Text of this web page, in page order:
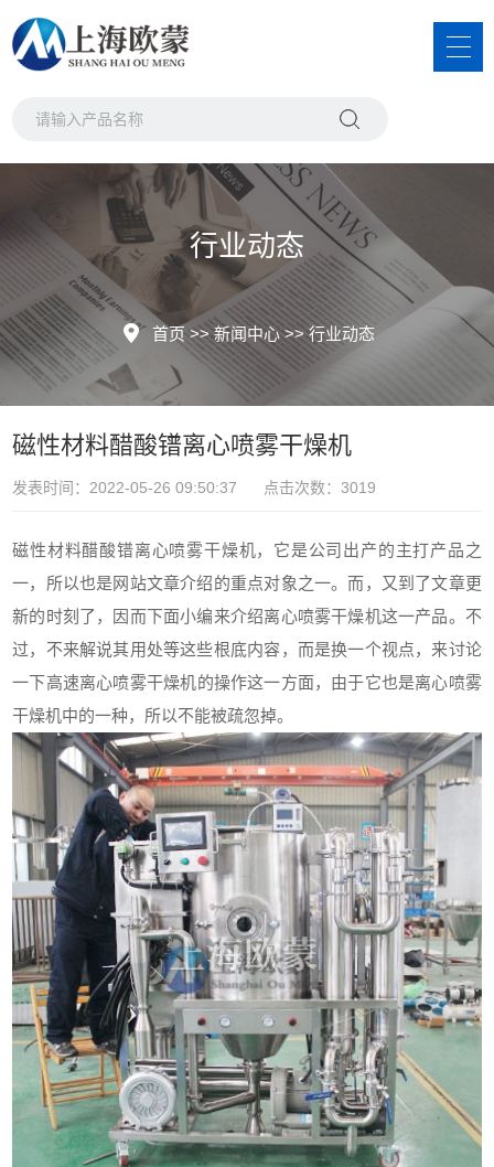
行业动态
首页 >>新闻中心>>行业动态
磁性材料醋酸镨离心喷雾干燥机
发表时间：2022-05-26 09:50:37 点击次数：3019
磁性材料醋酸镨离心喷雾干燥机，它是公司出产的主打产品之
一，所以也是网站文章介绍的重点对象之一。而，又到了文章更
新的时刻了，因而下面小编来介绍离心喷雾干燥机这一产品。不
过，不来解说其用处等这些根底内容，而是换一个视点，来讨论
一下高速离心喷雾干燥机的操作这一方面，由于它也是离心喷雾
干燥机中的一种，所以不能被疏忽掉。